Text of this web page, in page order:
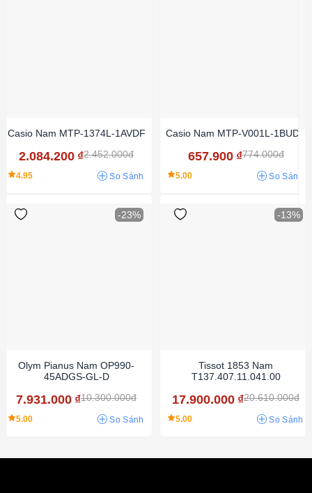
Casio Nam MTP-1374L-1AVDF
2.084.200 ₫2.452.000đ
4.95 So Sánh
Casio Nam MTP-V001L-1BUDF
657.900 ₫774.000đ
5.00 So Sánh
-23%
Olym Pianus Nam OP990-
45ADGS-GL-D
7.931.000 ₫10.300.000đ
5.00 So Sánh
-13%
Tissot 1853 Nam
T137.407.11.041.00
17.900.000 ₫20.610.000đ
5.00 So Sánh